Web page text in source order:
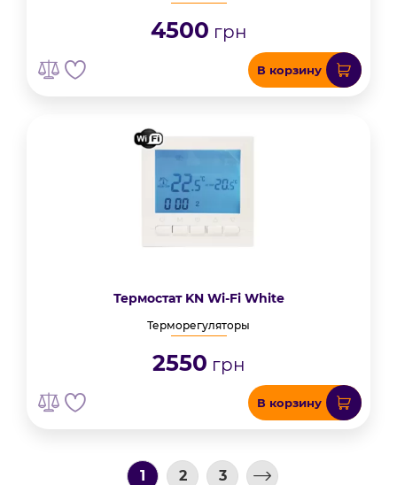
4500 грн
В корзину
Термостат KN Wi-Fi White
Терморегуляторы
2550 грн
В корзину
1 2 3